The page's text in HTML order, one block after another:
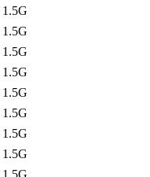
1.5G
1.5G
1.5G
1.5G
1.5G
1.5G
1.5G
1.5G